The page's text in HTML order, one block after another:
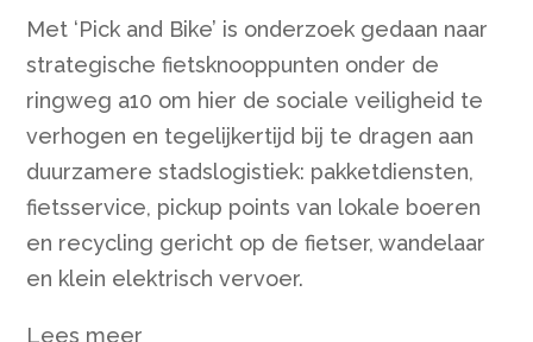
Met ‘Pick and Bike’ is onderzoek gedaan naar
strategische fietsknooppunten onder de
ringweg a10 om hier de sociale veiligheid te
verhogen en tegelijkertijd bij te dragen aan
duurzamere stadslogistiek: pakketdiensten,
fietsservice, pickup points van lokale boeren
en recycling gericht op de fietser, wandelaar
en klein elektrisch vervoer.
Lees meer